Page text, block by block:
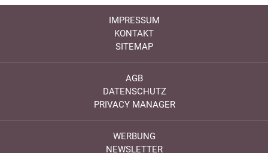
IMPRESSUM
KONTAKT
SITEMAP
AGB
DATENSCHUTZ
PRIVACY MANAGER
WERBUNG
NEWSLETTER